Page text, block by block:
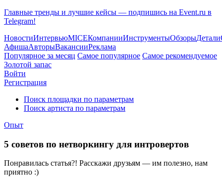
Главные тренды и лучшие кейсы — подпишись на Event.ru в
Telegram!
НовостиИнтервьюMICEКомпанииИнструментыОбзорыДетали
АфишаАвторыВакансииРеклама
Популярное за месяц Самое популярное Самое рекомендуемое
Золотой запас
Войти
Регистрация
Поиск площадки по параметрам
Поиск артиста по параметрам
Опыт
5 советов по нетворкингу для интровертов
Понравилась статья?! Расскажи друзьям — им полезно, нам
приятно :)